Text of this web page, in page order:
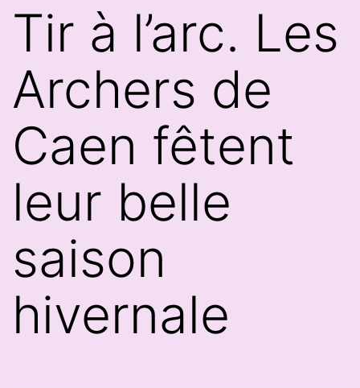
Tir à l’arc. Les
Archers de
Caen fêtent
leur belle
saison
hivernale